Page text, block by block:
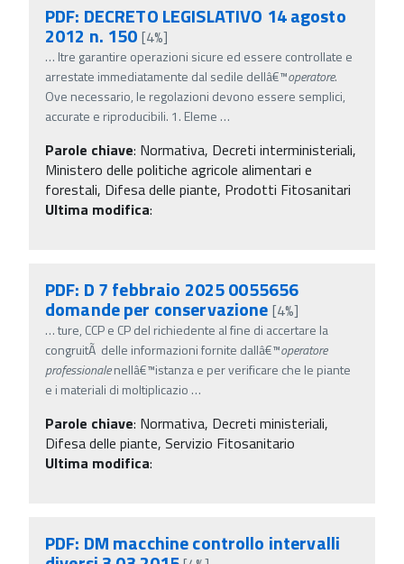
PDF: DECRETO LEGISLATIVO 14 agosto
2012 n. 150 [4%]
… ltre garantire operazioni sicure ed essere controllate e
arrestate immediatamente dal sedile dellâ€™operatore.
Ove necessario, le regolazioni devono essere semplici,
accurate e riproducibili. 1. Eleme …
Parole chiave: Normativa, Decreti interministeriali,
Ministero delle politiche agricole alimentari e
forestali, Difesa delle piante, Prodotti Fitosanitari
Ultima modifica:
PDF: D 7 febbraio 2025 0055656
domande per conservazione [4%]
…ture, CCP e CP del richiedente al fine di accertare la
congruitÃ delle informazioni fornite dallâ€™operatore
professionalenellâ€™istanza e per verificare che le piante
e i materiali di moltiplicazio …
Parole chiave: Normativa, Decreti ministeriali,
Difesa delle piante, Servizio Fitosanitario
Ultima modifica:
PDF: DM macchine controllo intervalli